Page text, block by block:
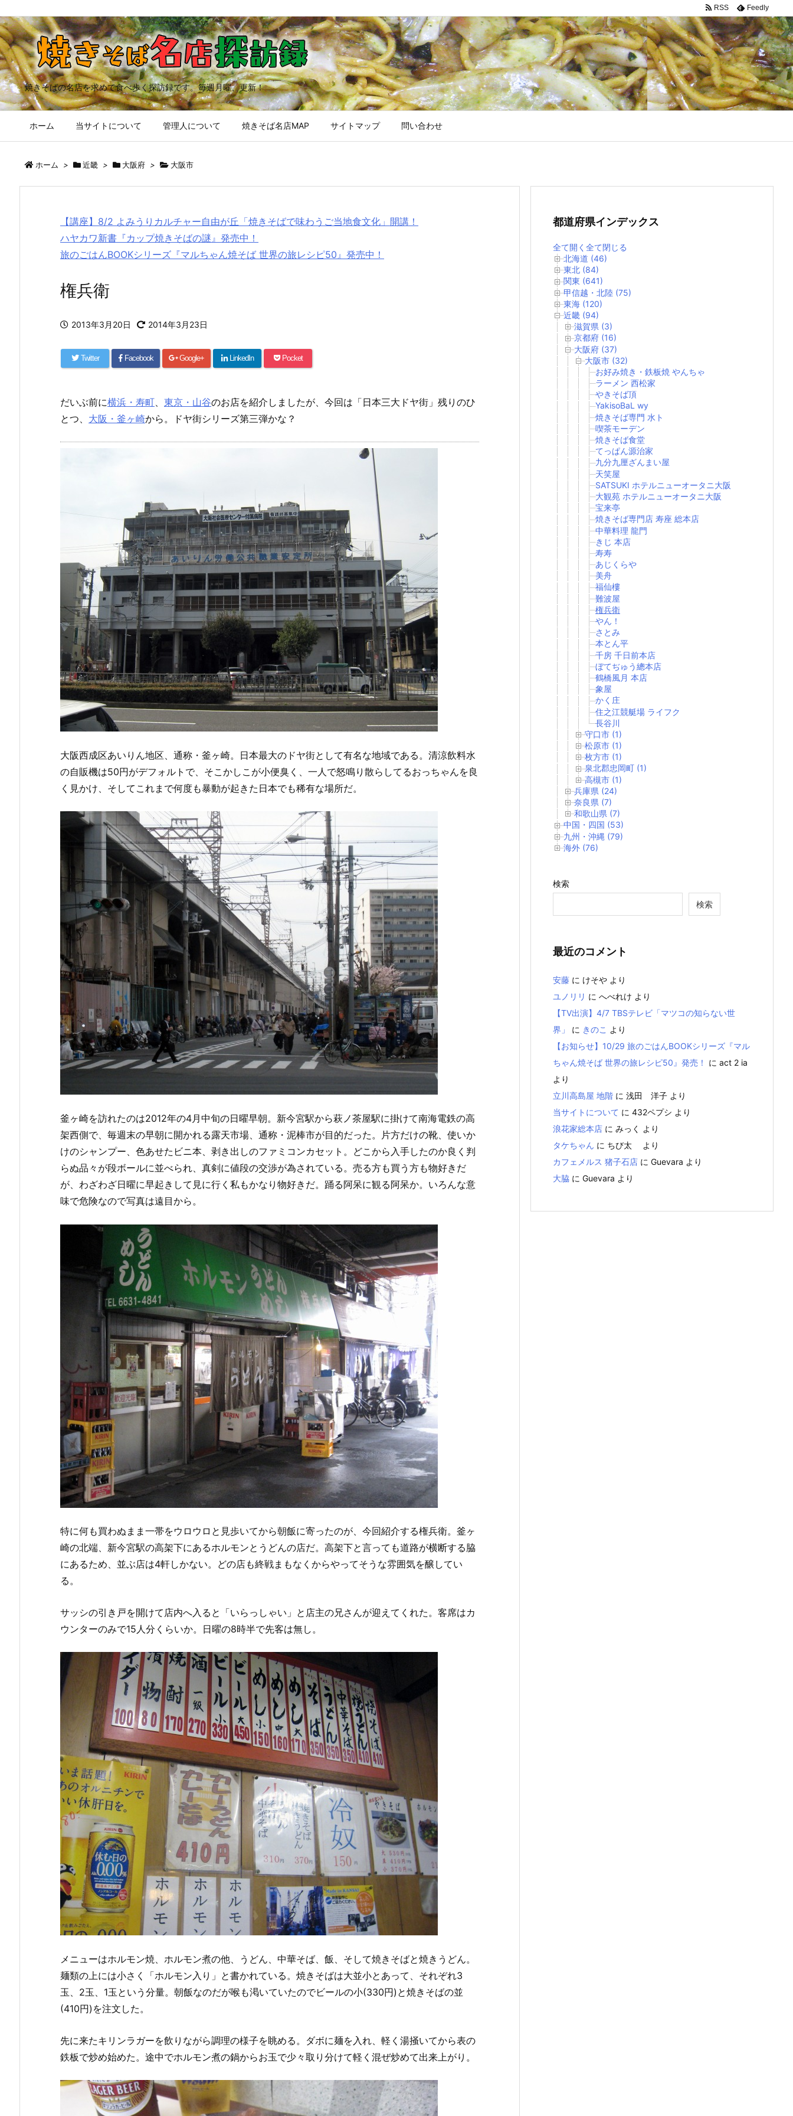
焼きそばの名店を求めて食べ歩く探訪録です。毎週月曜、更新！
ホーム 当サイトについて 管理人について 焼きそば名店MAP サイトマップ 問い合わせ
RSS Feedly
ホーム > 近畿 > 大阪府 > 大阪市
【講座】8/2 よみうりカルチャー自由が丘「焼きそばで味わうご当地食文化」開講！
ハヤカワ新書『カップ焼きそばの謎』発売中！
旅のごはんBOOKシリーズ『マルちゃん焼そば 世界の旅レシピ50』発売中！
権兵衛
2013年3月20日 2014年3月23日
Twitter Facebook Google+ LinkedIn Pocket
だいぶ前に横浜・寿町 東京・山谷のお店を紹介しましたが、今回は「日本三大ドヤ街」残りのひ
とつ、 大阪・釜ヶ崎から。ドヤ街シリーズ第三弾かな？
大阪西成区あいりん地区、通称・釜ヶ崎。日本最大のドヤ街として有名な地域である。清涼飲料水
の自販機は50円がデフォルトで、そこかしこが小便臭く、一人で怒鳴り散らしてるおっちゃんを良
く見かけ、そしてこれまで何度も暴動が起きた日本でも稀有な場所だ。
釜ヶ崎を訪れたのは2012年の4月中旬の日曜早朝。新今宮駅から萩ノ茶屋駅に掛けて南海電鉄の高
架西側で、毎週末の早朝に開かれる露天市場、通称・泥棒市が目的だった。片方だけの靴、使いか
けのシャンプー、色あせたビニ本、剥き出しのファミコンカセット。どこから入手したのか良く判
らぬ品々が段ボールに並べられ、真剣に値段の交渉が為されている。売る方も買う方も物好きだ
が、わざわざ日曜に早起きして見に行く私もかなり物好きだ。踊る阿呆に観る阿呆か。いろんな意
味で危険なので写真は遠目から。
特に何も買わぬまま一帯をウロウロと見歩いてから朝飯に寄ったのが、今回紹介する権兵衛。釜ヶ
崎の北端、新今宮駅の高架下にあるホルモンとうどんの店だ。高架下と言っても道路が横断する脇
にあるため、並ぶ店は4軒しかない。どの店も終戦まもなくからやってそうな雰囲気を醸してい
る。
サッシの引き戸を開けて店内へ入ると「いらっしゃい」と店主の兄さんが迎えてくれた。客席はカ
ウンターのみで15人分くらいか。日曜の8時半で先客は無し。
メニューはホルモン焼、ホルモン煮の他、うどん、中華そば、飯、そして焼きそばと焼きうどん。
麺類の上には小さく「ホルモン入り」と書かれている。焼きそばは大並小とあって、それぞれ3
玉、2玉、1玉という分量。朝飯なのだが喉も渇いていたのでビールの小(330円)と焼きそばの並
(410円)を注文した。
先に来たキリンラガーを飲りながら調理の様子を眺める。ダボに麺を入れ、軽く湯掻いてから表の
鉄板で炒め始めた。途中でホルモン煮の鍋からお玉で少々取り分けて軽く混ぜ炒めて出来上がり。
都道府県インデックス
全て開く 全て閉じる
北海道 (46)
東北 (84)
関東 (641)
甲信越・北陸 (75)
東海 (120)
近畿 (94)
滋賀県 (3)
京都府 (16)
大阪府 (37)
大阪市 (32)
お好み焼き・鉄板焼 やんちゃ
ラーメン 西松家
やきそば頂
YakisoBaL wy
焼きそば専門 水ト
喫茶モーデン
焼きそば食堂
てっぱん源治家
九分九厘ざんまい屋
天笑屋
SATSUKI ホテルニューオータニ大阪
大観苑 ホテルニューオータニ大阪
宝来亭
焼きそば専門店 寿座 総本店
中華料理 龍門
きじ 本店
寿寿
あじくらや
美舟
福仙樓
難波屋
権兵衛
やん！
さとみ
本とん平
千房 千日前本店
ぼてぢゅう總本店
鶴橋風月 本店
象屋
かく庄
住之江競艇場 ライフク
長谷川
守口市 (1)
松原市 (1)
枚方市 (1)
泉北郡忠岡町 (1)
高槻市 (1)
兵庫県 (24)
奈良県 (7)
和歌山県 (7)
中国・四国 (53)
九州・沖縄 (79)
海外 (76)
検索
検索
最近のコメント
安藤 に けそや より
ユノリリ に へべれけ より
【TV出演】4/7 TBSテレビ「マツコの知らない世
界」
に きのこ より
【お知らせ】10/29 旅のごはんBOOKシリーズ『マル
ちゃん焼そば 世界の旅レシピ50』発売！
に act 2 ia
より
立川高島屋 地階 に 浅田 洋子 より
当サイトについて に 432ペプシ より
浪花家総本店 に みっく
より
タケちゃん に ちび太
より
カフェメルス 猪子石店 に Guevara より
大脇 に Guevara より